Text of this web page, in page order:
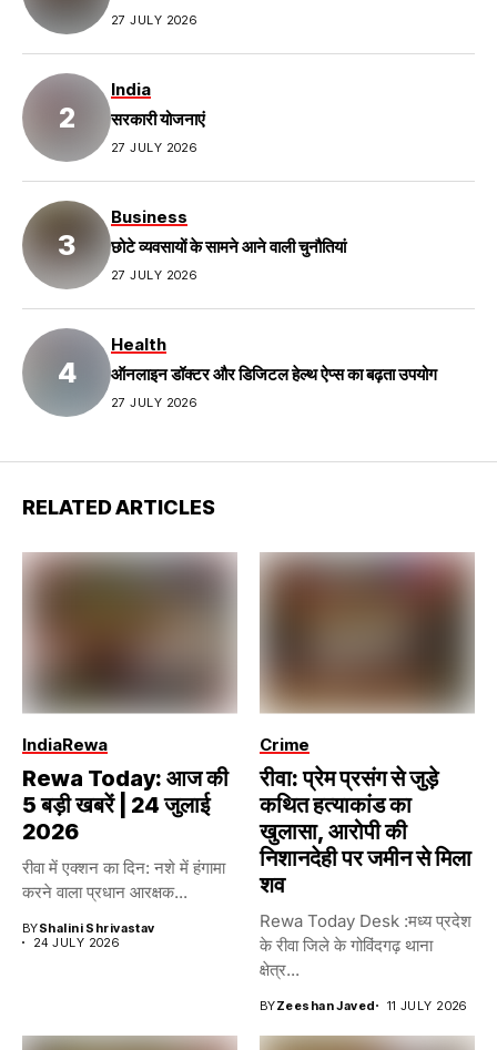
27 JULY 2026
India
सरकारी योजनाएं
27 JULY 2026
Business
छोटे व्यवसायों के सामने आने वाली चुनौतियां
27 JULY 2026
Health
ऑनलाइन डॉक्टर और डिजिटल हेल्थ ऐप्स का बढ़ता उपयोग
27 JULY 2026
RELATED ARTICLES
IndiaRewa
Rewa Today: आज की
5 बड़ी खबरें | 24 जुलाई
2026
रीवा में एक्शन का दिन: नशे में हंगामा
करने वाला प्रधान आरक्षक...
BYShalini Shrivastav
24 JULY 2026
Crime
रीवा: प्रेम प्रसंग से जुड़े
कथित हत्याकांड का
खुलासा, आरोपी की
निशानदेही पर जमीन से मिला
शव
Rewa Today Desk :मध्य प्रदेश
के रीवा जिले के गोविंदगढ़ थाना
क्षेत्र...
BYZeeshan Javed 11 JULY 2026